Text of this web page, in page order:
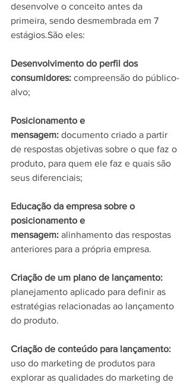
desenvolve o conceito antes da
primeira, sendo desmembrada em 7
estágios.São eles:
Desenvolvimento do perfil dos
consumidores: compreensão do público-
alvo;
Posicionamento e
mensagem: documento criado a partir
de respostas objetivas sobre o que faz o
produto, para quem ele faz e quais são
seus diferenciais;
Educação da empresa sobre o
posicionamento e
mensagem: alinhamento das respostas
anteriores para a própria empresa.
Criação de um plano de lançamento:
planejamento aplicado para definir as
estratégias relacionadas ao lançamento
do produto.
Criação de conteúdo para lançamento:
uso do marketing de produtos para
explorar as qualidades do marketing de